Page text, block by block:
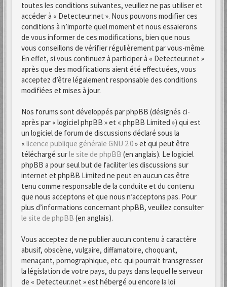
toutes les conditions suivantes, veuillez ne pas utiliser et
accéder à « Detecteur.net ». Nous pouvons modifier ces
conditions à n’importe quel moment et nous essaierons
de vous informer de ces modifications, bien que nous
vous conseillons de vérifier régulièrement par vous-même.
En effet, si vous continuez à participer à « Detecteur.net »
après que des modifications aient été effectuées, vous
acceptez d’être légalement responsable des conditions
modifiées et mises à jour.
Nos forums sont développés par phpBB (désignés ci-
après par « logiciel phpBB » et « phpBB Limited ») qui est
un logiciel de forum de discussions déclaré sous la
« licence publique générale GNU 2.0» et qui peut être
téléchargé surle site de phpBB (en anglais). Le logiciel
phpBB a pour seul but de faciliter les discussions sur
internet et phpBB Limited ne peut en aucun cas être
tenu comme responsable de la conduite et du contenu
que nous acceptons et que nous n’acceptons pas. Pour
plus d’informations concernant phpBB, veuillez consulter
le site de phpBB (en anglais).
Vous acceptez de ne publier aucun contenu à caractère
abusif, obscène, vulgaire, diffamatoire, choquant,
menaçant, pornographique, etc. qui pourrait transgresser
la législation de votre pays, du pays dans lequel le serveur
de « Detecteur.net » est hébergé ou encore la loi